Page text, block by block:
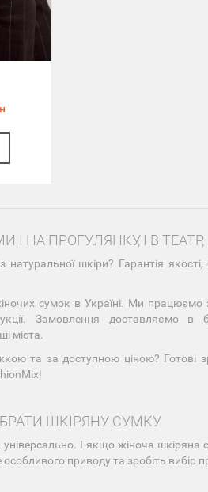
НА ПРОГУЛЯНКУ, І В ТЕАТР,
натуральної шкіри? Гарантія
сумок в Україні. Ми
Замовлення доставляємо в
міста.
та за доступною ціною? Готові
ШКІРЯНУ СУМКУ
І якщо жіноча
приводу та зробіть вибір